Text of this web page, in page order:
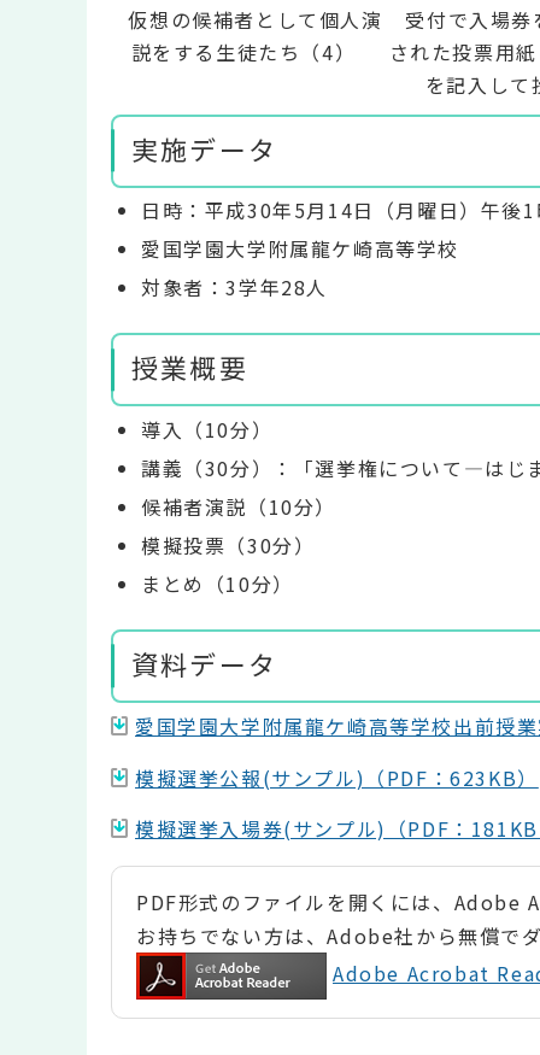
仮想の候補者として個人演
説をする生徒たち（4）
受付で入場
された投票用
を記入して
実施データ
日時：平成30年5月14日（月曜日）午後
愛国学園大学附属龍ケ崎高等学校
対象者：3学年28人
授業概要
導入（10分）
講義（30分）：「選挙権について―はじ
候補者演説（10分）
模擬投票（30分）
まとめ（10分）
資料データ
愛国学園大学附属龍ケ崎高等学校出前授
模擬選挙公報(サンプル)（PDF：623KB）
模擬選挙入場券(サンプル)（PDF：
PDF形式のファイルを開くには、Adobe
お持ちでない方は、Adobe社から無償で
Adobe Acrobat